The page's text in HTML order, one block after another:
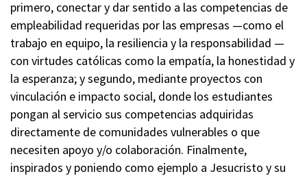
primero, conectar y dar sentido a las competencias de
empleabilidad requeridas por las empresas —como el
trabajo en equipo, la resiliencia y la responsabilidad —
con virtudes católicas como la empatía, la honestidad y
la esperanza; y segundo, mediante proyectos con
vinculación e impacto social, donde los estudiantes
pongan al servicio sus competencias adquiridas
directamente de comunidades vulnerables o que
necesiten apoyo y/o colaboración. Finalmente,
inspirados y poniendo como ejemplo a Jesucristo y su